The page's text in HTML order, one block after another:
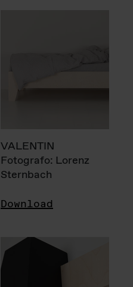
VALENTIN
Fotografo: Lorenz
Sternbach
Download